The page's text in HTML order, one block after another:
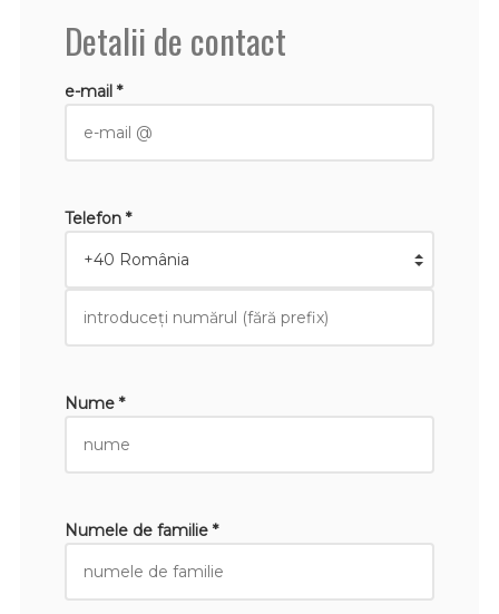
Detalii de contact
e-mail *
Telefon *
Nume *
Numele de familie *